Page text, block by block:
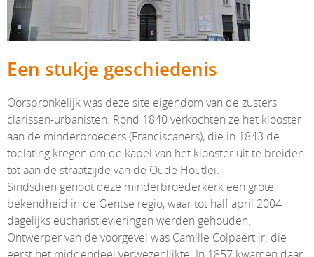
Een stukje geschiedenis
Oorspronkelijk was deze site eigendom van de zusters
clarissen-urbanisten. Rond 1840 verkochten ze het klooster
aan de minderbroeders (Franciscaners), die in 1843 de
toelating kregen om de kapel van het klooster uit te breiden
tot aan de straatzijde van de Oude Houtlei.
Sindsdien genoot deze minderbroederkerk een grote
bekendheid in de Gentse regio, waar tot half april 2004
dagelijks eucharistievieringen werden gehouden.
Ontwerper van de voorgevel was Camille Colpaert jr. die